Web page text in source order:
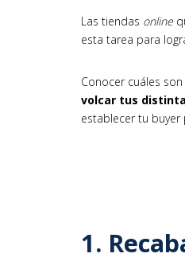
Las tiendas online
esta tarea para
Conocer cuáles
volcar tus
establecer tu
1.